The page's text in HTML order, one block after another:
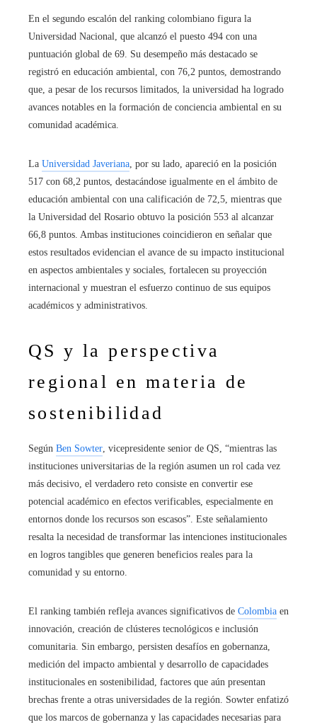
En el segundo escalón del ranking colombiano figura la
Universidad Nacional, que alcanzó el puesto 494 con una
puntuación global de 69. Su desempeño más destacado se
registró en educación ambiental, con 76,2 puntos, demostrando
que, a pesar de los recursos limitados, la universidad ha logrado
avances notables en la formación de conciencia ambiental en su
comunidad académica.
La Universidad Javeriana , por su lado, apareció en la posición
517 con 68,2 puntos, destacándose igualmente en el ámbito de
educación ambiental con una calificación de 72,5, mientras que
la Universidad del Rosario obtuvo la posición 553 al alcanzar
66,8 puntos. Ambas instituciones coincidieron en señalar que
estos resultados evidencian el avance de su impacto institucional
en aspectos ambientales y sociales, fortalecen su proyección
internacional y muestran el esfuerzo continuo de sus equipos
académicos y administrativos.
QS y la perspectiva
regional en materia de
sostenibilidad
Según Ben Sowter , vicepresidente senior de QS, “mientras las
instituciones universitarias de la región asumen un rol cada vez
más decisivo, el verdadero reto consiste en convertir ese
potencial académico en efectos verificables, especialmente en
entornos donde los recursos son escasos”. Este señalamiento
resalta la necesidad de transformar las intenciones institucionales
en logros tangibles que generen beneficios reales para la
comunidad y su entorno.
El ranking también refleja avances significativos de Colombia en
innovación, creación de clústeres tecnológicos e inclusión
comunitaria. Sin embargo, persisten desafíos en gobernanza,
medición del impacto ambiental y desarrollo de capacidades
institucionales en sostenibilidad, factores que aún presentan
brechas frente a otras universidades de la región. Sowter enfatizó
que los marcos de gobernanza y las capacidades necesarias para